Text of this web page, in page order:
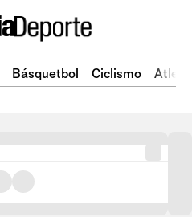
Básquetbol Ciclismo